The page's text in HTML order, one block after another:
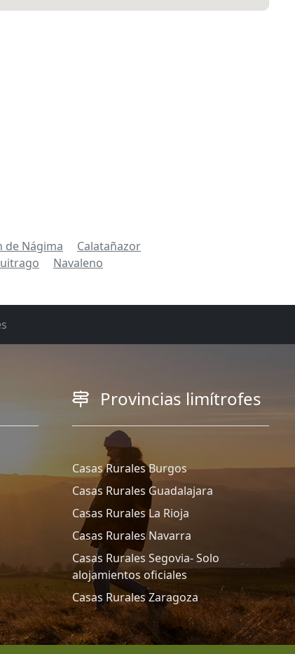
de Nágima
Calatañazor
Navaleno
Provincias limítrofes
Casas Rurales Burgos
Casas Rurales Guadalajara
Casas Rurales La Rioja
Casas Rurales Navarra
Casas Rurales Segovia- Solo
alojamientos oficiales
Casas Rurales Zaragoza